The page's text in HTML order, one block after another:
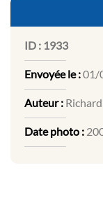
ID : 1933
Envoyée le :01/
Auteur :
Date photo :